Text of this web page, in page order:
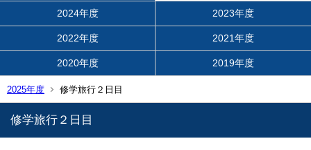
2024年度 2023年度
2022年度 2021年度
2020年度 2019年度
2025年度 修学旅行２日目
修学旅行２日目